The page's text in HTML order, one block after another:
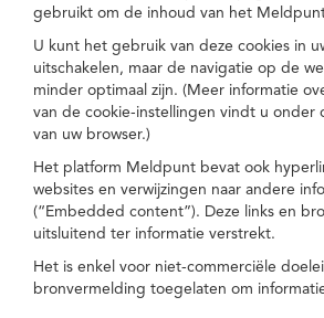
gebruikt om de inhoud van het
U kunt het gebruik van deze cookies in
uitschakelen, maar de navigatie op de
minder optimaal zijn. (Meer informatie
van de cookie-instellingen vindt u onder
van uw browser.)
Het platform Meldpunt bevat ook
websites en verwijzingen naar andere
(“Embedded content”). Deze links en
uitsluitend ter informatie verstrekt.
Het is enkel voor niet-commerciële
bronvermelding toegelaten om